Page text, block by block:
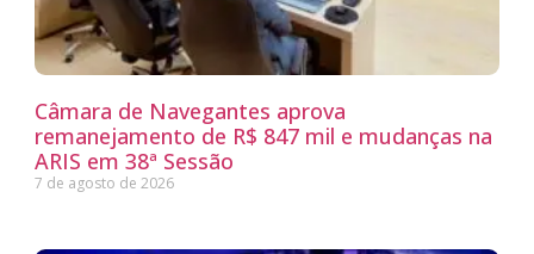
Câmara de Navegantes aprova
remanejamento de R$ 847 mil e mudanças na
ARIS em 38ª Sessão
7 de agosto de 2026